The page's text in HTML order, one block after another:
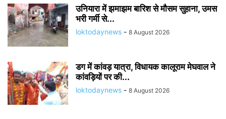
उनियारा में झमाझम बारिश से मौसम सुहाना, उमस
भरी गर्मी से...
loktodaynews - 8 August 2026
डग में कांवड़ यात्रा, विधायक कालूराम मेघवाल ने
कांवड़ियों पर की...
loktodaynews - 8 August 2026